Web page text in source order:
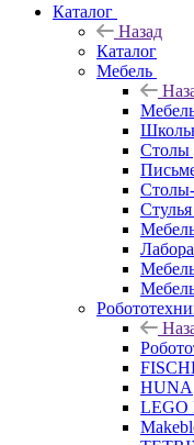
Каталог
Назад
Каталог
Мебель
Столы
HUNA
LEGO